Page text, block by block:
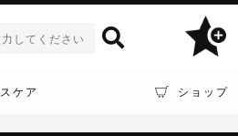
ケア ショップ